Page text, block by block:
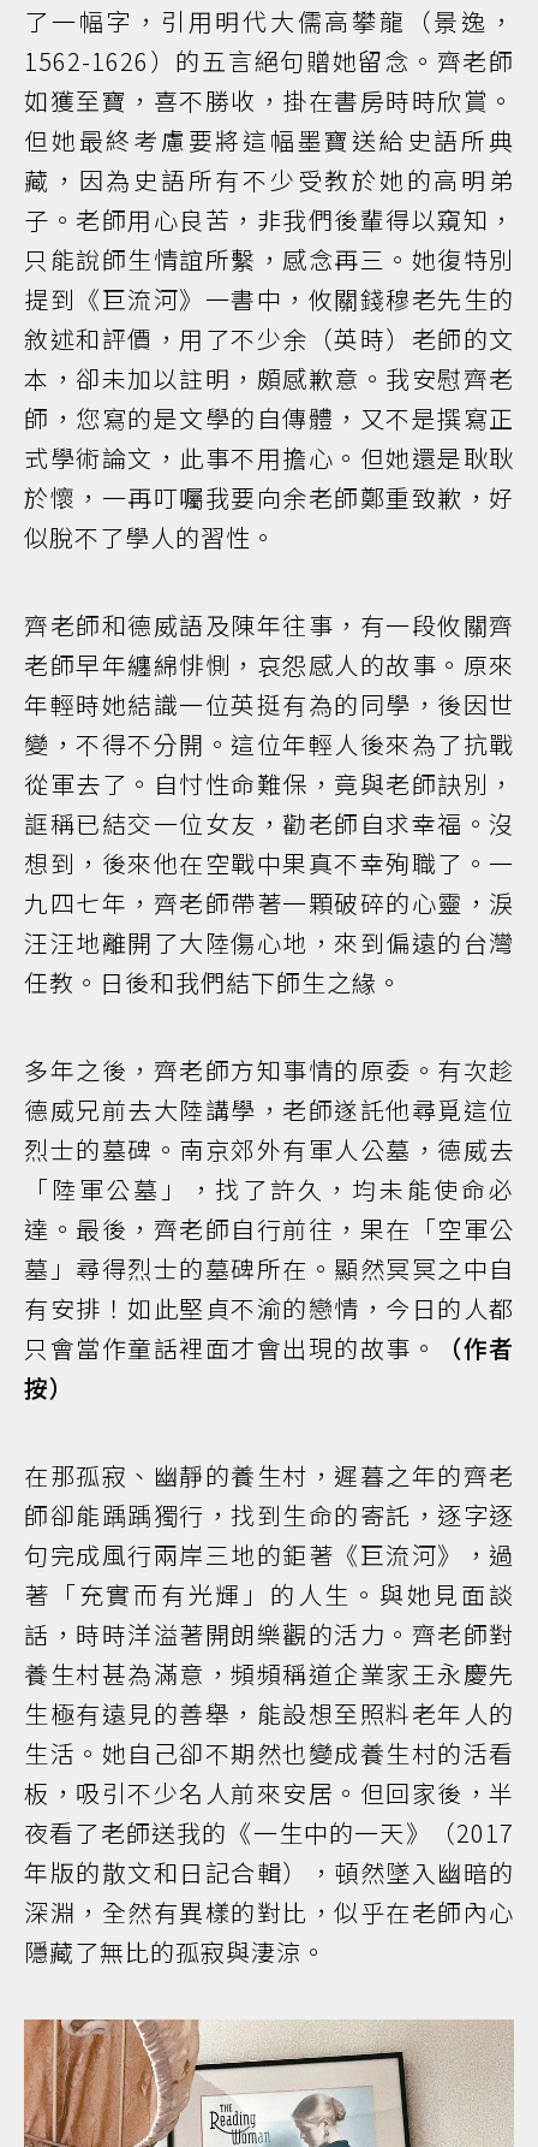
了一幅字，引用明代大儒高攀龍（景逸，
1562-1626）的五言絕句贈她留念。齊老師
如獲至寶，喜不勝收，掛在書房時時欣賞。
但她最終考慮要將這幅墨寶送給史語所典
藏，因為史語所有不少受教於她的高明弟
子。老師用心良苦，非我們後輩得以窺知，
只能說師生情誼所繫，感念再三。她復特別
提到《巨流河》一書中，攸關錢穆老先生的
敘述和評價，用了不少余（英時）老師的文
本，卻未加以註明，頗感歉意。我安慰齊老
師，您寫的是文學的自傳體，又不是撰寫正
式學術論文，此事不用擔心。但她還是耿耿
於懷，一再叮囑我要向余老師鄭重致歉，好
似脫不了學人的習性。
齊老師和德威語及陳年往事，有一段攸關齊
老師早年纏綿悱惻，哀怨感人的故事。原來
年輕時她結識一位英挺有為的同學，後因世
變，不得不分開。這位年輕人後來為了抗戰
從軍去了。自忖性命難保，竟與老師訣別，
誆稱已結交一位女友，勸老師自求幸福。沒
想到，後來他在空戰中果真不幸殉職了。一
九四七年，齊老師帶著一顆破碎的心靈，淚
汪汪地離開了大陸傷心地，來到偏遠的台灣
任教。日後和我們結下師生之緣。
多年之後，齊老師方知事情的原委。有次趁
德威兄前去大陸講學，老師遂託他尋覓這位
烈士的墓碑。南京郊外有軍人公墓，德威去
「陸軍公墓」，找了許久，均未能使命必
達。最後，齊老師自行前往，果在「空軍公
墓」尋得烈士的墓碑所在。顯然冥冥之中自
有安排！如此堅貞不渝的戀情，今日的人都
只會當作童話裡面才會出現的故事。
（作者
按）
在那孤寂、幽靜的養生村，遲暮之年的齊老
師卻能踽踽獨行，找到生命的寄託，逐字逐
句完成風行兩岸三地的鉅著《巨流河》，過
著「充實而有光輝」的人生。與她見面談
話，時時洋溢著開朗樂觀的活力。齊老師對
養生村甚為滿意，頻頻稱道企業家王永慶先
生極有遠見的善舉，能設想至照料老年人的
生活。她自己卻不期然也變成養生村的活看
板，吸引不少名人前來安居。但回家後，半
夜看了老師送我的《一生中的一天》（2017
年版的散文和日記合輯），頓然墜入幽暗的
深淵，全然有異樣的對比，似乎在老師內心
隱藏了無比的孤寂與淒涼。